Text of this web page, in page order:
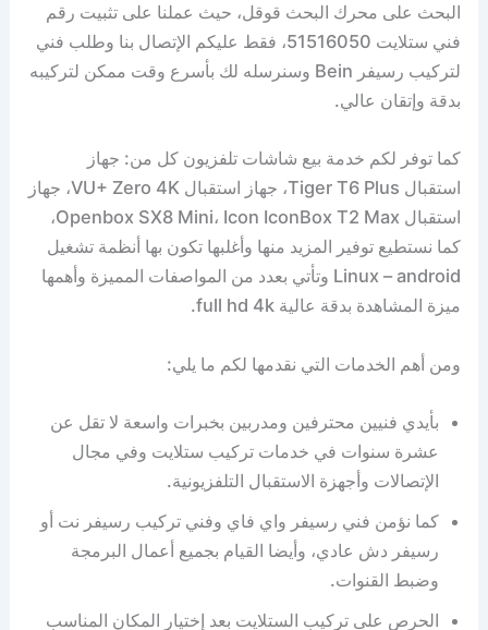
البحث على محرك البحث قوقل، حيث عملنا على تثبيت رقم
فني ستلايت 51516050، فقط عليكم الإتصال بنا وطلب فني
لتركيب رسيفر Bein وسنرسله لك بأسرع وقت ممكن لتركيبه
بدقة وإتقان عالي.
كما توفر لكم خدمة بيع شاشات تلفزيون كل من: جهاز
استقبال Tiger T6 Plus، جهاز استقبال VU+ Zero 4K، جهاز
استقبال Openbox SX8 Mini، Icon IconBox T2 Max،
كما نستطيع توفير المزيد منها وأغلبها تكون بها أنظمة تشغيل
Linux – android وتأتي بعدد من المواصفات المميزة وأهمها
ميزة المشاهدة بدقة عالية full hd 4k.
ومن أهم الخدمات التي نقدمها لكم ما يلي:
بأيدي فنيين محترفين ومدربين بخبرات واسعة لا تقل عن
عشرة سنوات في خدمات تركيب ستلايت وفي مجال
الإتصالات وأجهزة الاستقبال التلفزيونية.
كما نؤمن فني رسيفر واي فاي وفني تركيب رسيفر نت أو
رسيفر دش عادي، وأيضا القيام بجميع أعمال البرمجة
وضبط القنوات.
الحرص على تركيب الستلايت بعد إختيار المكان المناسب